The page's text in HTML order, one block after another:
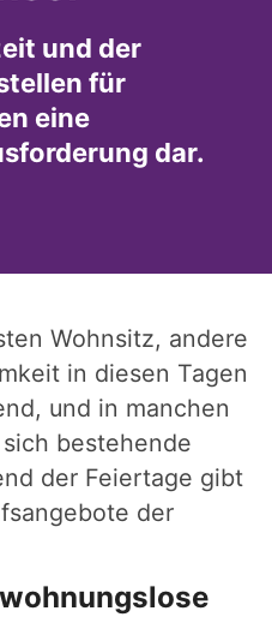
und der
für
eine
dar.
Wohnsitz, andere
in diesen Tagen
und in manchen
bestehende
der Feiertage gibt
der